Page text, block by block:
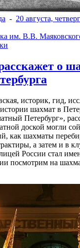
- 20 августа, четверг
им. В.В.
о
историк, гид,
шахмат в
Петербург»,
доской могли
как шахматы
а затем и в
России стал
посмотрим на